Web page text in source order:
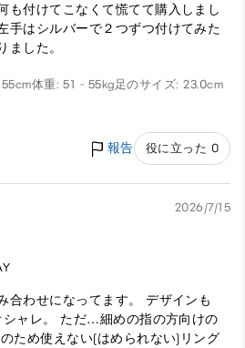
も付けてこなくて慌てて購入しまし
手はシルバーで２つずつ付けてみた
ました。
体重: 51 - 55kg 足のサイズ: 23.0cm
報告 役に立った 0
2026/7/15
合わせになってます。 デザインも
ャレ。 ただ…細めの指の方向けの
ため使えない(はめられない)リング